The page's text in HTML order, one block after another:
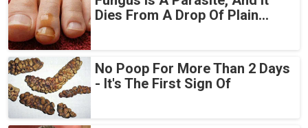
Dies From A Drop Of Plain...
No Poop For More Than 2 Days
- It's The First Sign Of